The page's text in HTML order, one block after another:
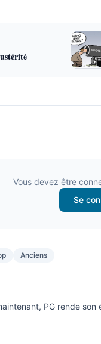
Vous devez être
Se
Anciens
PG rende son